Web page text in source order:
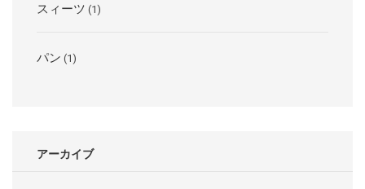
スィーツ (1)
パン (1)
アーカイブ